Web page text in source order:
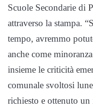
Scuole Secondarie di
attraverso la stampa.
tempo, avremmo
anche come
insieme le criticità
comunale svoltosi
richiesto e ottenuto